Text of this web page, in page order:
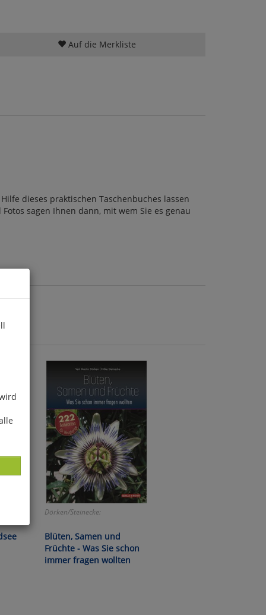
Auf die Merkliste
dieses praktischen Taschenbuches lassen
sagen Ihnen dann, mit wem Sie es genau
Dörken/Steinecke:
Blüten, Samen und
Früchte - Was Sie schon
immer fragen wollten